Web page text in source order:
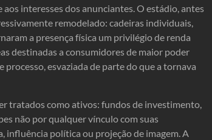
aos interesses dos anunciantes. O estádio, antes
remodelado: cadeiras individuais,
a presença física um privilégio de renda
destinadas a consumidores de maior poder
esvaziada de parte do que a tornava
tratados como ativos: fundos de investimento,
não por qualquer vínculo com suas
influência política ou projeção de imagem. A